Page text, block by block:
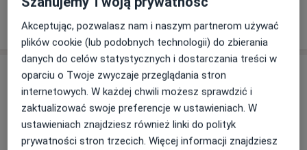
1 opinia
Adres
Powiększ mapę
Akceptując, pozwalasz nam i naszym partnerom używać
plików cookie (lub podobnych technologii) do zbierania
danych do celów statystycznych i dostarczania treści w
oparciu o Twoje zwyczaje przeglądania stron
internetowych. W każdej chwili możesz sprawdzić i
zaktualizować swoje preferencje w ustawieniach. W
ustawieniach znajdziesz również linki do polityk
prywatności stron trzecich. Więcej informacji znajdziesz